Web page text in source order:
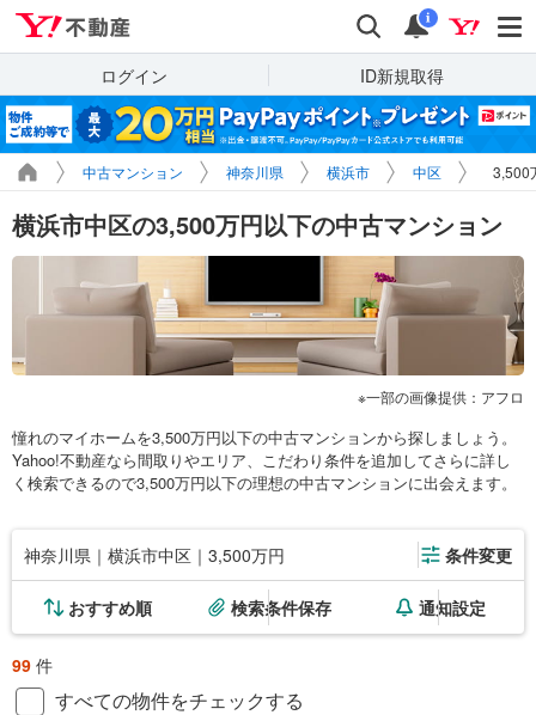
検索 通知
i
ログイン ID新規取得
中古マンション 神奈川県 横浜市 中区 3,500
横浜市中区の3,500万円以下の中古マンション
一部の画像提供：アフロ
憧れのマイホームを3,500万円以下の中古マンションから探しましょう。
Yahoo!不動産なら間取りやエリア、こだわり条件を追加してさらに詳し
く検索できるので3,500万円以下の理想の中古マンションに出会えます。
神奈川県｜横浜市中区｜3,500万円 条件変更
おすすめ順 検索条件保存 通知設定
99 件
すべての物件をチェックする